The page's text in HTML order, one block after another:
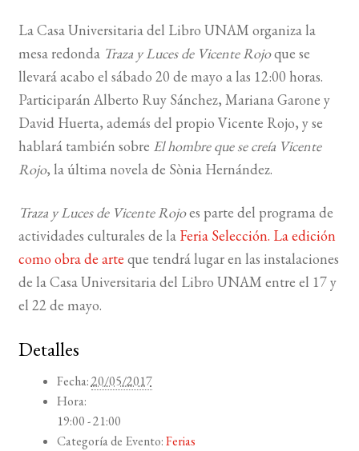
LISTA DE LIBROS
La Casa Universitaria del Libro UNAM organiza la
mesa redonda Traza y​ Luces de Vicente Rojoque se
llevará acabo el sábado 20 de mayo a las 12:00 horas.
Participarán Alberto Ruy Sánchez, Mariana Garone y
David Huerta, además del propio Vicente Rojo, y se
hablará también sobre El hombre que se creía Vicente
Rojo, la última novela de Sònia Hernández.
Traza y Luces de Vicente Rojoes parte del programa de
actividades culturales de la Feria Selección. La edición
como obra de arte que tendrá lugar en las instalaciones
de la Casa Universitaria del Libro UNAM entre el 17 y
el 22 de mayo.
Detalles
Fecha:20/05/2017
Hora:
19:00 - 21:00
Categoría de Evento:Ferias